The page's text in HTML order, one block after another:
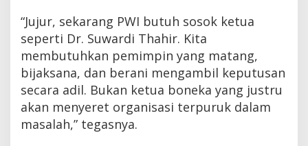
“Jujur, sekarang PWI butuh sosok ketua
seperti Dr. Suwardi Thahir. Kita
membutuhkan pemimpin yang matang,
bijaksana, dan berani mengambil keputusan
secara adil. Bukan ketua boneka yang justru
akan menyeret organisasi terpuruk dalam
masalah,” tegasnya.